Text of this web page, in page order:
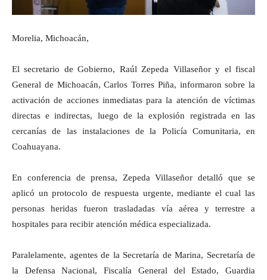
Morelia, Michoacán,
El secretario de Gobierno, Raúl Zepeda Villaseñor y el fiscal
General de Michoacán, Carlos Torres Piña, informaron sobre la
activación de acciones inmediatas para la atención de víctimas
directas e indirectas, luego de la explosión registrada en las
cercanías de las instalaciones de la Policía Comunitaria, en
Coahuayana.
En conferencia de prensa, Zepeda Villaseñor detalló que se
aplicó un protocolo de respuesta urgente, mediante el cual las
personas heridas fueron trasladadas vía aérea y terrestre a
hospitales para recibir atención médica especializada.
Paralelamente, agentes de la Secretaría de Marina, Secretaría de
la Defensa Nacional, Fiscalía General del Estado, Guardia